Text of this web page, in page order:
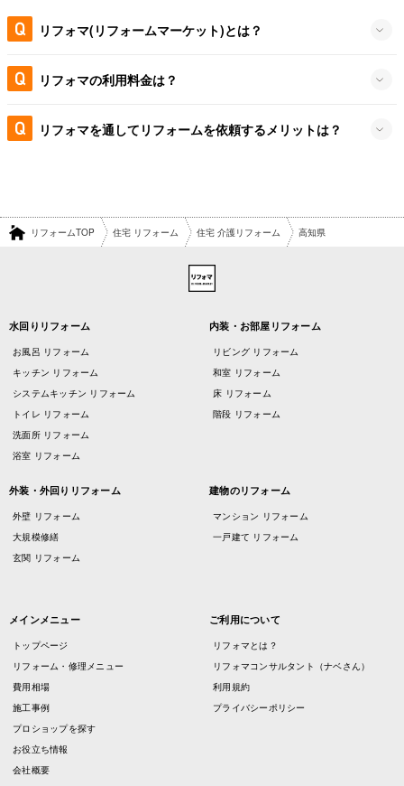
リフォマ(リフォームマーケット)とは？
リフォマの利用料金は？
リフォマを通してリフォームを依頼するメリットは？
リフォームTOP 住宅 リフォーム 住宅 介護リフォーム 高知県
水回りリフォーム
お風呂 リフォーム
キッチン リフォーム
システムキッチン リフォーム
トイレ リフォーム
洗面所 リフォーム
浴室 リフォーム
内装・お部屋リフォーム
リビング リフォーム
和室 リフォーム
床 リフォーム
階段 リフォーム
外装・外回りリフォーム
外壁 リフォーム
大規模修繕
玄関 リフォーム
建物のリフォーム
マンション リフォーム
一戸建て リフォーム
メインメニュー
トップページ
リフォーム・修理メニュー
費用相場
施工事例
プロショップを探す
お役立ち情報
会社概要
ご利用について
リフォマとは？
リフォマコンサルタント（ナベさん）
利用規約
プライバシーポリシー